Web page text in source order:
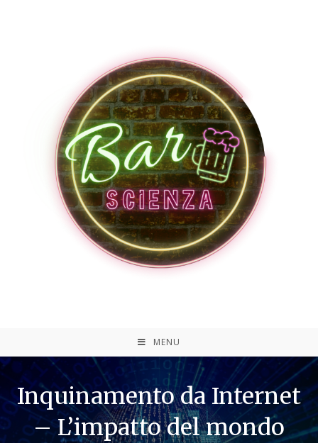
MENU
Inquinamento da Internet
– L’impatto del mondo